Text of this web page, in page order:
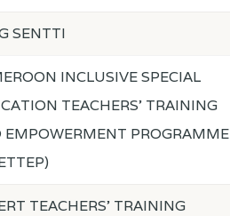
SENTTI
INCLUSIVE SPECIAL
TEACHERS' TRAINING
EMPOWERMENT PROGRAMME
TEACHERS' TRAINING